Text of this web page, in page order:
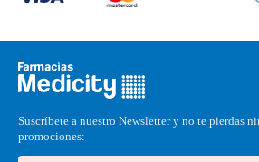
Suscríbete a nuestro Newsletter y no te pierdas
promociones: